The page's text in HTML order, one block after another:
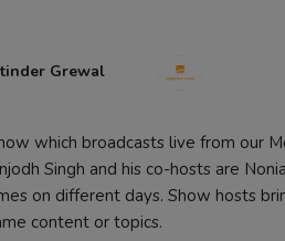
Grewal
which broadcasts live from our
Singh and his co-hosts are
on different days. Show hosts
content or topics.